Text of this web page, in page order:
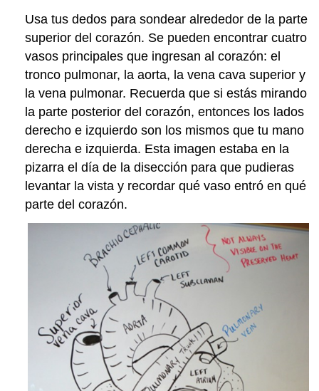
Usa tus dedos para sondear alrededor de la parte
superior del corazón. Se pueden encontrar cuatro
vasos principales que ingresan al corazón: el
tronco pulmonar, la aorta, la vena cava superior y
la vena pulmonar. Recuerda que si estás mirando
la parte posterior del corazón, entonces los lados
derecho e izquierdo son los mismos que tu mano
derecha e izquierda. Esta imagen estaba en la
pizarra el día de la disección para que pudieras
levantar la vista y recordar qué vaso entró en qué
parte del corazón.